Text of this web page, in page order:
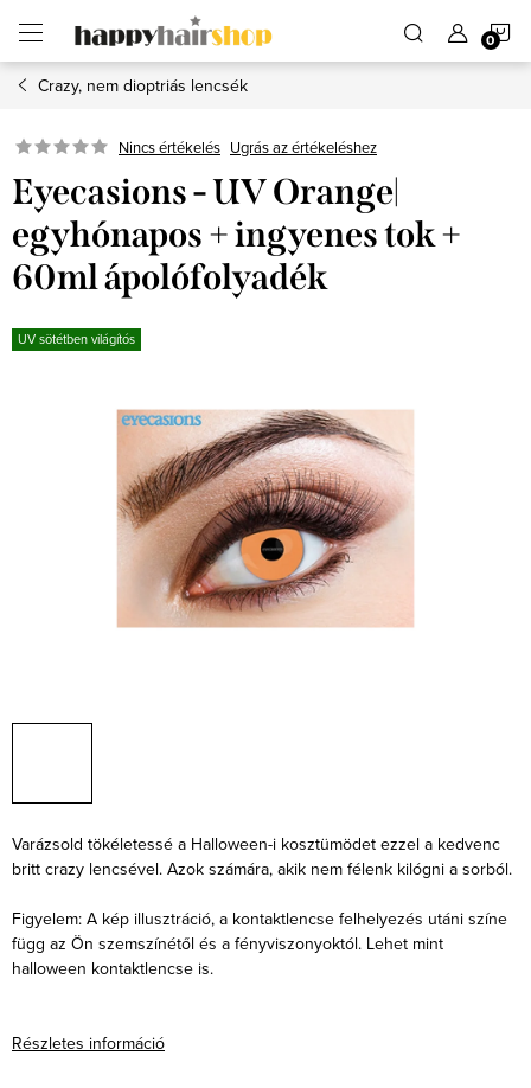
fő
tartalomhozCrazy, nem dioptriás lencsék
Nincs értékelés Ugrás az értékeléshez
Eyecasions - UV Orange|
egyhónapos + ingyenes tok +
60ml ápolófolyadék
UV sötétben világítós
Varázsold tökéletessé a Halloween-i kosztümödet ezzel a kedvenc
britt crazy lencsével. Azok számára, akik nem félenk kilógni a sorból.
Figyelem: A kép illusztráció, a kontaktlencse felhelyezés utáni színe
függ az Ön szemszínétől és a fényviszonyoktól. Lehet mint
halloween kontaktlencse is.
Részletes információ